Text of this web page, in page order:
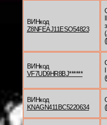
ВИНкод
Z8NFEAJ11ESO54823
(
ВИНкод
VF7UD9HR8BJ******
(
ВИНкод
KNAGN411BC5220634
(